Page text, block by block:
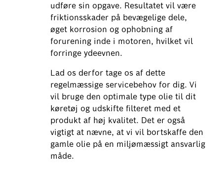
udføre sin opgave. Resultatet vil være
friktionsskader på bevægelige dele,
øget korrosion og ophobning af
forurening inde i motoren, hvilket vil
forringe ydeevnen.
Lad os derfor tage os af dette
regelmæssige servicebehov for dig. Vi
vil bruge den optimale type olie til dit
køretøj og udskifte filteret med et
produkt af høj kvalitet. Det er også
vigtigt at nævne, at vi vil bortskaffe den
gamle olie på en miljømæssigt ansvarlig
måde.